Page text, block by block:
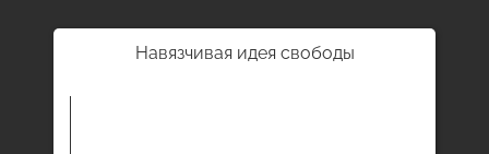
Навязчивая идея свободы